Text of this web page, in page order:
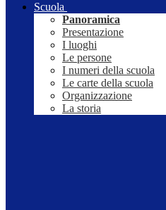
Scuola
Panoramica
Presentazione
I luoghi
Le persone
I numeri della scuola
Le carte della scuola
Organizzazione
La storia